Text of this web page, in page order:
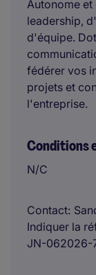
Autonome
leadership,
d'équipe.
fédérer vos
projets et
l'entreprise.
Conditions
N/C
Contact
Indiquer la
JN-062026-